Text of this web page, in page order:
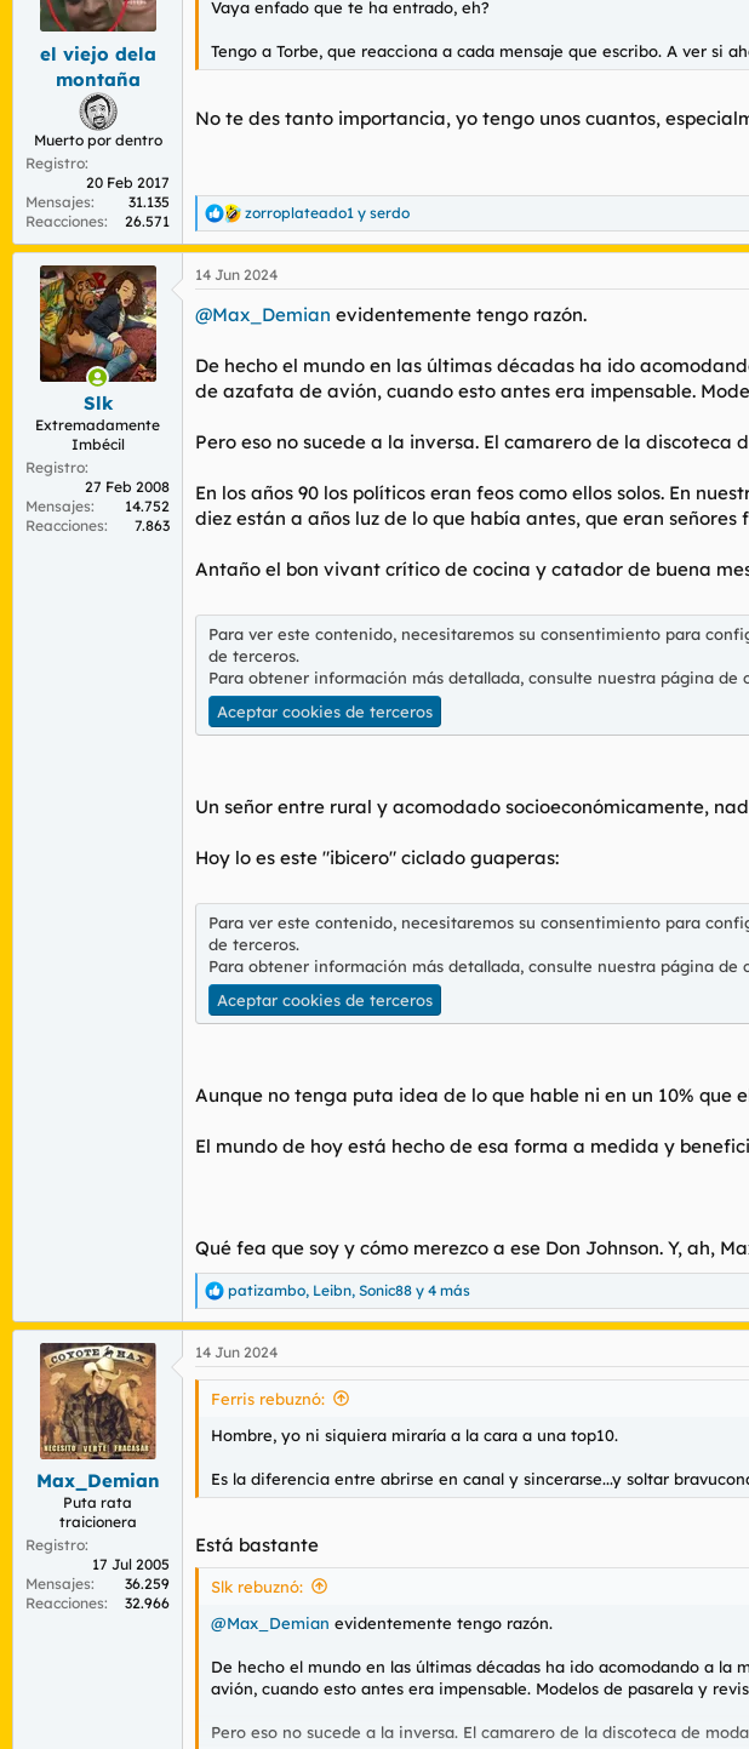
d
e
m
a
n
i
c
i
el viejo dela
montaña
Muerto por dentro
Registro
20 Feb 2017
Mensajes
31.135
Reacciones
26.571
Vaya enfado que te ha entrado, eh?
Tengo a Torbe, que reacciona a cada mensaje que escribo. A ver si
No te des tanto importancia, yo tengo unos cuantos,
R
e
a
c
i
n
e
s
zorroplateado1 y serdo
Slk
Extremadamente
Imbécil
Registro
27 Feb 2008
Mensajes
14.752
Reacciones
7.863
14 Jun 2024
@Max_Demian evidentemente tengo razón.
De hecho el mundo en las últimas décadas ha ido
de azafata de avión, cuando esto antes era impensable.
Pero eso no sucede a la inversa. El camarero de la
En los años 90 los políticos eran feos como ellos solos. En
diez están a años luz de lo que había antes, que eran
Antaño el bon vivant crítico de cocina y catador de buena
Para ver este contenido, necesitaremos su consentimiento para
de terceros.
Para obtener información más detallada, consulte nuestra página de
Aceptar cookies de terceros
Un señor entre rural y acomodado socioeconómicamente,
Hoy lo es este "ibicero" ciclado guaperas:
Para ver este contenido, necesitaremos su consentimiento para
de terceros.
Para obtener información más detallada, consulte nuestra página de
Aceptar cookies de terceros
Aunque no tenga puta idea de lo que hable ni en un 10%
El mundo de hoy está hecho de esa forma a medida y
Qué fea que soy y cómo merezco a ese Don Johnson. Y, ah,
R
e
a
c
c
patizambo, Leibn, Sonic88 y 4 más
Max_Demian
Puta rata
traicionera
Registro
17 Jul 2005
Mensajes
36.259
Reacciones
32.966
14 Jun 2024
Ferris rebuznó:
Hombre, yo ni siquiera miraría a la cara a una top10.
Es la diferencia entre abrirse en canal y sincerarse...y soltar
Está bastante
Slk rebuznó:
@Max_Demian evidentemente tengo razón.
De hecho el mundo en las últimas décadas ha ido acomodando a
avión, cuando esto antes era impensable. Modelos de pasarela y
Pero eso no sucede a la inversa. El camarero de la discoteca de